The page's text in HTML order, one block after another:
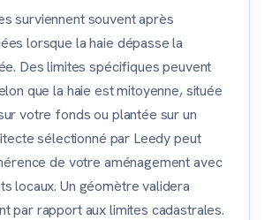
surviennent souvent après
lorsque la haie dépasse la
Des limites spécifiques peuvent
que la haie est mitoyenne, située
votre fonds ou plantée sur un
sélectionné par Leedy peut
de votre aménagement avec
locaux. Un géomètre validera
par rapport aux limites cadastrales.